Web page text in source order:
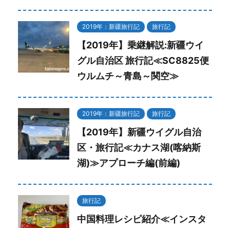
2019年：新疆旅行記 旅行記
【2019年】乗継解説:新疆ウイ
グル自治区 旅行記≪SC8825便
ウルムチ～青島～関空≫
2019年：新疆旅行記 旅行記
【2019年】新疆ウイグル自治
区・旅行記≪カナス湖(喀納斯
湖)≫アプローチ編(前編)
旅行記
中国料理レシピ紹介≪インスタ